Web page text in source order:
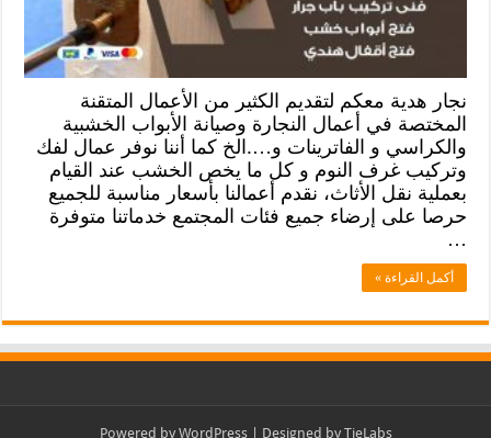
نجار هدية معكم لتقديم الكثير من الأعمال المتقنة
المختصة في أعمال النجارة وصيانة الأبواب الخشبية
والكراسي و الفاترينات و….الخ كما أننا نوفر عمال لفك
وتركيب غرف النوم و كل ما يخص الخشب عند القيام
بعملية نقل الأثاث، نقدم أعمالنا بأسعار مناسبة للجميع
حرصا على إرضاء جميع فئات المجتمع خدماتنا متوفرة
…
أكمل القراءة »
Powered by WordPress| Designed by TieLabs